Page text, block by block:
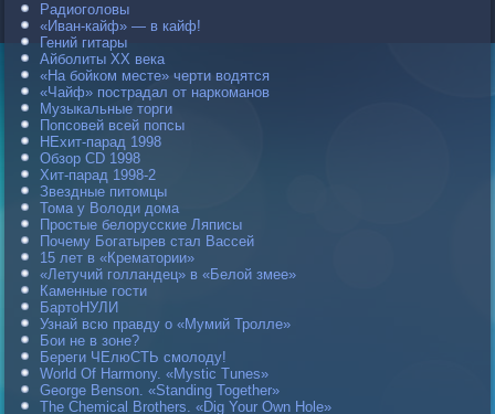
Радиоголовы
«Иван-кайф» — в кайф!
Гений гитары
Айболиты ХХ века
«На бойком месте» черти водятся
«Чайф» пострадал от наркоманов
Музыкальные торги
Попсовей всей попсы
НЕхит-парад 1998
Обзор CD 1998
Хит-парад 1998-2
Звездные питомцы
Тома у Володи дома
Простые белорусские Ляписы
Почему Богатырев стал Вассей
15 лет в «Крематории»
«Летучий голландец» в «Белой змее»
Каменные гости
БартоНУЛИ
Узнай всю правду о «Мумий Тролле»
Бои не в зоне?
Береги ЧЕлюСТЬ смолоду!
World Of Harmony. «Mystic Tunes»
George Benson. «Standing Together»
The Chemical Brothers. «Dig Your Own Hole»